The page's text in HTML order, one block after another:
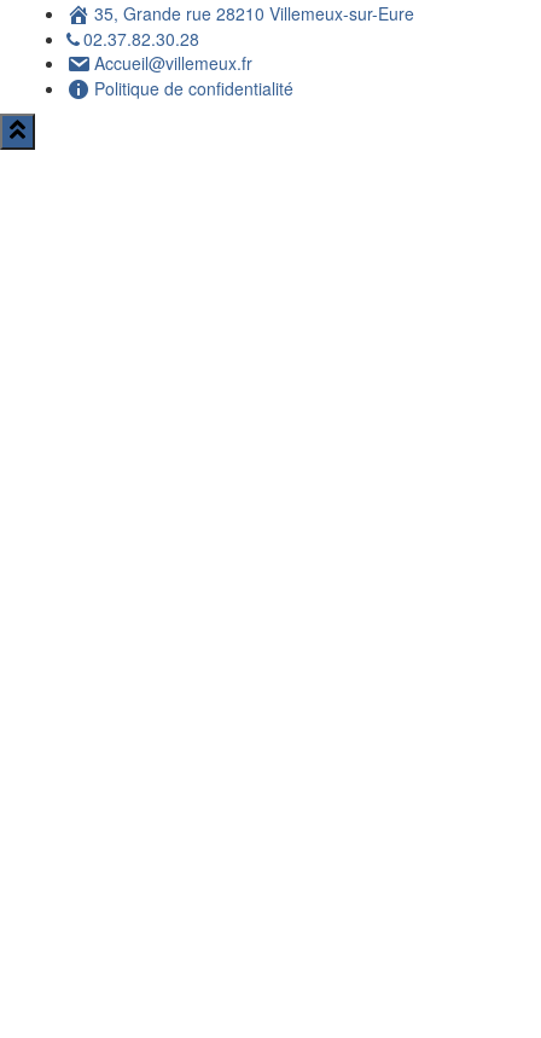
35, Grande rue 28210 Villemeux-sur-Eure
02.37.82.30.28
Accueil@villemeux.fr
Politique de confidentialité